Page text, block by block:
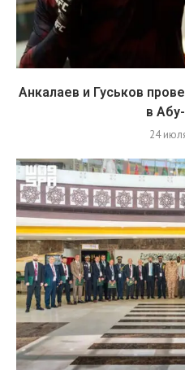
Анкалаев и Гуськов
в
24